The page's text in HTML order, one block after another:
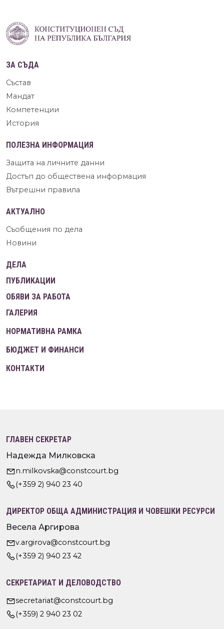
ЗА СЪДА
Състав
Мандат
Компетенции
История
ПОЛЕЗНА ИНФОРМАЦИЯ
Защита на личните данни
Достъп до обществена информация
Вътрешни правила
АКТУАЛНО
Съобщения по дела
Новини
ДЕЛА
ПУБЛИКАЦИИ
ОБЯВИ ЗА РАБОТА
ГАЛЕРИЯ
НОРМАТИВНА РАМКА
БЮДЖЕТ И ФИНАНСИ
КОНТАКТИ
ГЛАВЕН СЕКРЕТАР
Надежда Милковска
n.milkovska@constcourt.bg
(+359 2) 940 23 40
ДИРЕКТОР ОБЩА АДМИНИСТРАЦИЯ И ЧОВЕШКИ РЕСУРСИ
Весела Аргирова
v.argirova@constcourt.bg
(+359 2) 940 23 42
СЕКРЕТАРИАТ И ДЕЛОВОДСТВО
secretariat@constcourt.bg
(+359) 2 940 23 02